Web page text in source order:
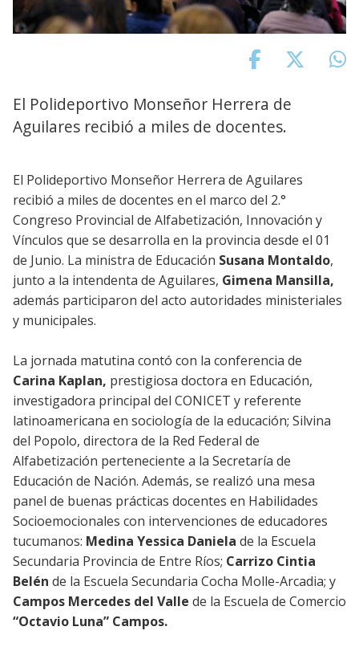
El Polideportivo Monseñor Herrera de
Aguilares recibió a miles de docentes.
El Polideportivo Monseñor Herrera de Aguilares
recibió a miles de docentes en el marco del 2.°
Congreso Provincial de Alfabetización, Innovación y
Vínculos que se desarrolla en la provincia desde el 01
de Junio. La ministra de Educación Susana Montaldo,
junto a la intendenta de Aguilares, Gimena Mansilla,
además participaron del acto autoridades ministeriales
y municipales.
La jornada matutina contó con la conferencia de
Carina Kaplan, prestigiosa doctora en Educación,
investigadora principal del CONICET y referente
latinoamericana en sociología de la educación; Silvina
del Popolo, directora de la Red Federal de
Alfabetización perteneciente a la Secretaría de
Educación de Nación. Además, se realizó una mesa
panel de buenas prácticas docentes en Habilidades
Socioemocionales con intervenciones de educadores
tucumanos: Medina Yessica Daniela de la Escuela
Secundaria Provincia de Entre Ríos; Carrizo Cintia
Belén de la Escuela Secundaria Cocha Molle-Arcadia; y
Campos Mercedes del Valle de la Escuela de Comercio
“Octavio Luna” Campos.